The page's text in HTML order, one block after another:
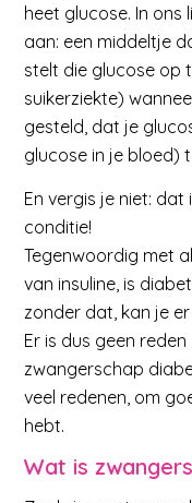
heet glucose. In ons
aan: een middeltje
stelt die glucose op
suikerziekte)
gesteld, dat je
glucose in je bloed)
En vergis je niet:
conditie!
Tegenwoordig met
van insuline, is
zonder dat, kan je
Er is dus geen
zwangerschap
veel redenen, om
hebt.
Wat is